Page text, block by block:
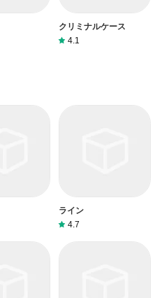
クリミナルケース
4.1
ライン
4.7